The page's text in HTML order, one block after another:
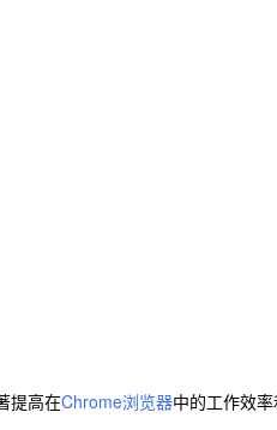
提高在Chrome浏览器中的工作效率